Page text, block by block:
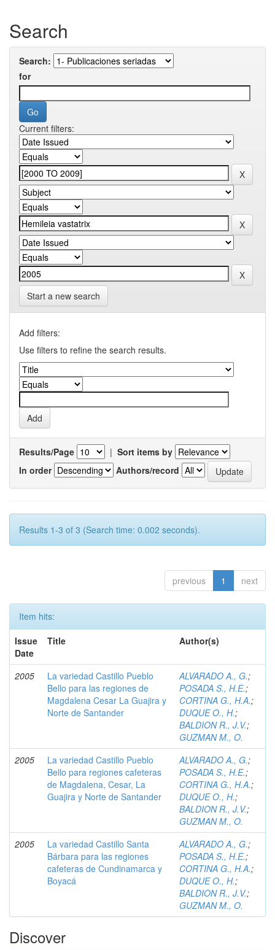
Search
Search:
for
Current filters:
Start a new search
Add filters:
Use filters to refine the search results.
Results/Page | Sort items by
In order
Authors/record
Results 1-3 of 3 (Search time: 0.002 seconds).
previous 1 next
Item hits:
Issue
Date
Title Author(s)
2005
La variedad Castillo Pueblo
Bello para las regiones de
Magdalena Cesar La Guajira y
Norte de Santander
ALVARADO A., G.;
POSADA S., H.E.;
CORTINA G., H.A.;
DUQUE O., H.;
BALDION R., J.V.;
GUZMAN M., O.
2005
La variedad Castillo Pueblo
Bello para regiones cafeteras
de Magdalena, Cesar, La
Guajira y Norte de Santander
ALVARADO A., G.;
POSADA S., H.E.;
CORTINA G., H.A.;
DUQUE O., H.;
BALDION R., J.V.;
GUZMAN M., O.
2005
La variedad Castillo Santa
Bárbara para las regiones
cafeteras de Cundinamarca y
Boyacá
ALVARADO A., G.;
POSADA S., H.E.;
CORTINA G., H.A.;
DUQUE O., H.;
BALDION R., J.V.;
GUZMAN M., O.
Discover